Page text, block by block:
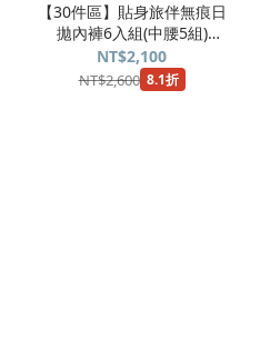
【30件區】貼身旅伴無痕日
拋內褲6入組(中腰5組)
(nininono X SiBra)
NT$2,100
NT$2,600 8.1折